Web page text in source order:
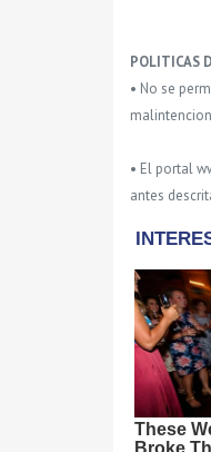
POLITICAS
• No se
• El portal
antes